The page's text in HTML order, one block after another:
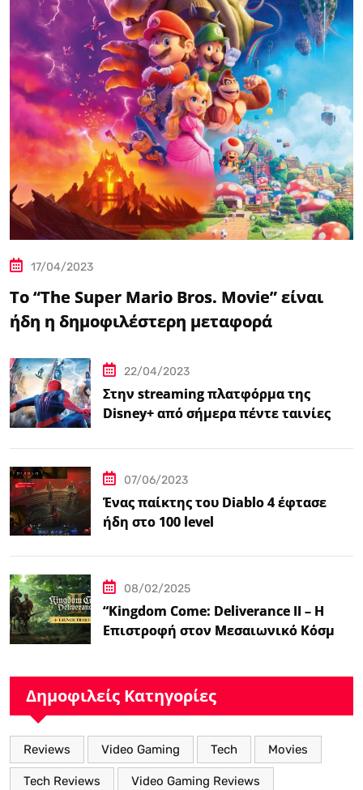
17/04/2023
Το “The Super Mario Bros. Movie” είναι
ήδη η δημοφιλέστερη μεταφορά
22/04/2023
Στην streaming πλατφόρμα της
Disney+ από σήμερα πέντε ταινίες
07/06/2023
Ένας παίκτης του Diablo 4 έφτασε
ήδη στο 100 level
08/02/2025
“Kingdom Come: Deliverance II – Η
Επιστροφή στον Μεσαιωνικό Κόσμο
Δημοφιλείς Κατηγορίες
Reviews Video Gaming Tech Movies
Tech Reviews Video Gaming Reviews